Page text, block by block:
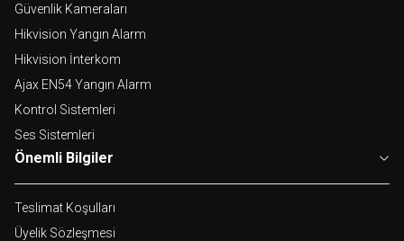
Güvenlik Kameraları
Hikvision Yangın Alarm
Hikvision İnterkom
Ajax EN54 Yangın Alarm
Kontrol Sistemleri
Ses Sistemleri
Önemli Bilgiler
Teslimat Koşulları
Üyelik Sözleşmesi